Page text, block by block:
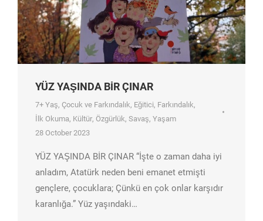
YÜZ YAŞINDA BİR ÇINAR
7+ Yaş, Çocuk ve Farkındalık, Eğitici, Farkındalık,
İlk Okuma, Kültür, Özgürlük, Savaş, Yaşam
28 October 2023
YÜZ YAŞINDA BİR ÇINAR “İşte o zaman daha iyi
anladım, Atatürk neden beni emanet etmişti
gençlere, çocuklara; Çünkü en çok onlar karşıdır
karanlığa.” Yüz yaşındaki…